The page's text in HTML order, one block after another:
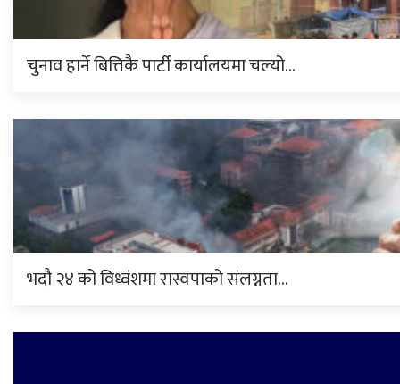
चुनाव हार्ने बित्तिकै पार्टी कार्यालयमा चल्यो…
भदौ २४ को विध्वंशमा रास्वपाको संलग्नता…